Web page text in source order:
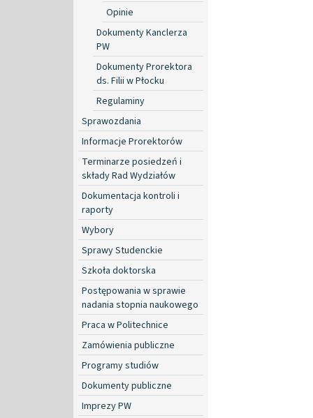
Opinie
Dokumenty Kanclerza
PW
Dokumenty Prorektora
ds. Filii w Płocku
Regulaminy
Sprawozdania
Informacje Prorektorów
Terminarze posiedzeń i
składy Rad Wydziałów
Dokumentacja kontroli i
raporty
Wybory
Sprawy Studenckie
Szkoła doktorska
Postępowania w sprawie
nadania stopnia naukowego
Praca w Politechnice
Zamówienia publiczne
Programy studiów
Dokumenty publiczne
Imprezy PW